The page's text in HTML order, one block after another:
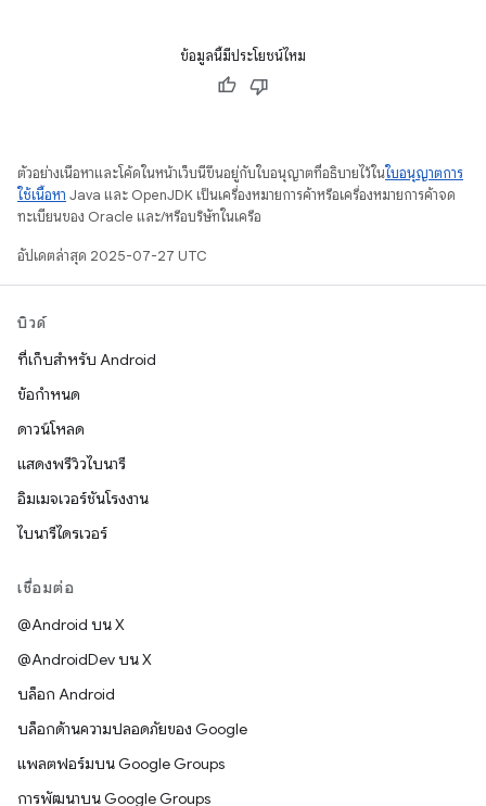
ข้อมูลนี้มีประโยชน์ไหม
ตัวอย่างเนื้อหาและโค้ดในหน้าเว็บนี้ขึ้นอยู่กับใบอนุญาตที่อธิบายไว้ในใบอนุญาตการ
ใช้เนื้อหา Java และ OpenJDK เป็นเครื่องหมายการค้าหรือเครื่องหมายการค้าจด
ทะเบียนของ Oracle และ/หรือบริษัทในเครือ
อัปเดตล่าสุด 2025-07-27 UTC
บิวด์
ที่เก็บสำหรับ Android
ข้อกำหนด
ดาวน์โหลด
แสดงพรีวิวไบนารี
อิมเมจเวอร์ชันโรงงาน
ไบนารีไดรเวอร์
เชื่อมต่อ
@Android บน X
@AndroidDev บน X
บล็อก Android
บล็อกด้านความปลอดภัยของ Google
แพลตฟอร์มบน Google Groups
การพัฒนาบน Google Groups